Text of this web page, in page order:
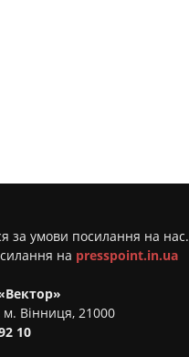
за умови посилання на нас.
на presspoint.in.ua
Вінниця, 21000
10